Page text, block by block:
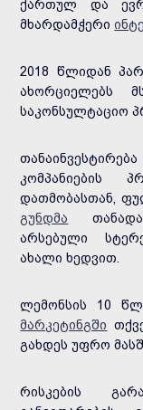
ქართულ და
მხარდამჭერი
2018 წლიდან
ახორციელებს
საკონსულტაციო
კომპანიების
დათმობასთან,
გუნდმა
არსებული
ახალი ხედვით.
ლემონსის 10
მარკეტინგში
გახდეს უფრო
რისკების